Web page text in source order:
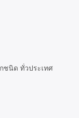
ชนิด ทั่วประเทศ